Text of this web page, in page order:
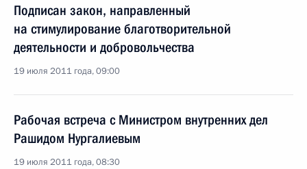
Подписан закон, направленный
на стимулирование благотворительной
деятельности и добровольчества
19 июля 2011 года, 09:00
Рабочая встреча с Министром внутренних дел
Рашидом Нургалиевым
19 июля 2011 года, 08:30